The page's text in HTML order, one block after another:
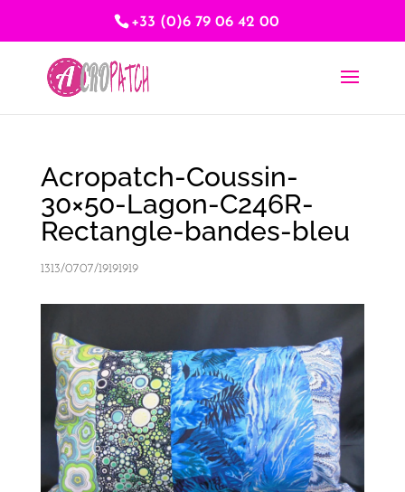
+33 (0)6 79 06 42 00
Acropatch-Coussin-
30×50-Lagon-C246R-
Rectangle-bandes-bleu
1313/0707/19191919